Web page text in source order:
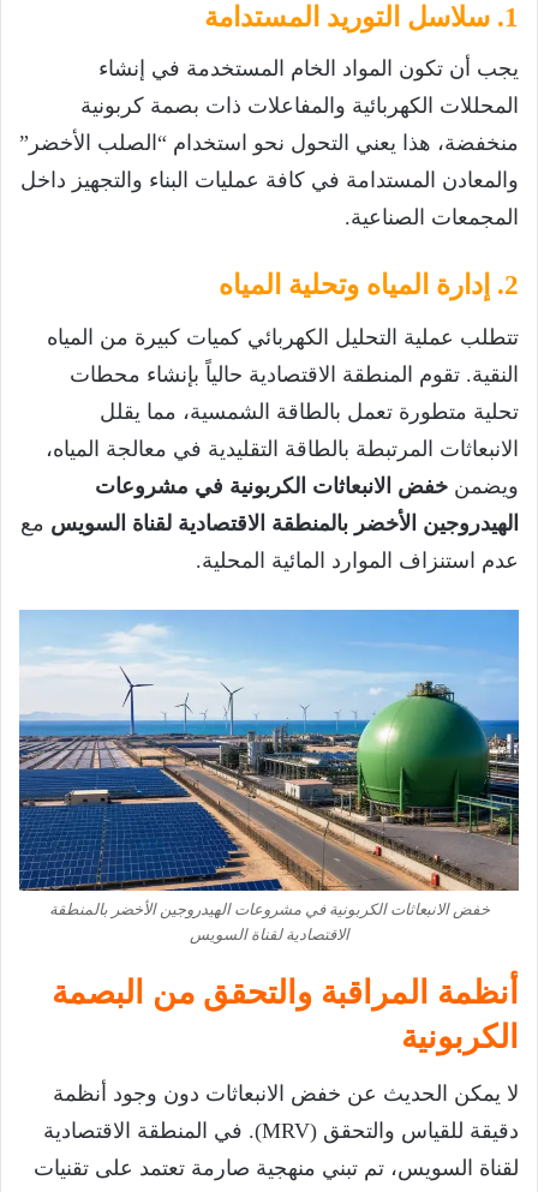
1. سلاسل التوريد المستدامة
يجب أن تكون المواد الخام المستخدمة في إنشاء
المحللات الكهربائية والمفاعلات ذات بصمة كربونية
منخفضة، هذا يعني التحول نحو استخدام “الصلب الأخضر”
والمعادن المستدامة في كافة عمليات البناء والتجهيز داخل
المجمعات الصناعية.
2. إدارة المياه وتحلية المياه
تتطلب عملية التحليل الكهربائي كميات كبيرة من المياه
النقية. تقوم المنطقة الاقتصادية حالياً بإنشاء محطات
تحلية متطورة تعمل بالطاقة الشمسية، مما يقلل
الانبعاثات المرتبطة بالطاقة التقليدية في معالجة المياه،
ويضمن خفض الانبعاثات الكربونية في مشروعات
الهيدروجين الأخضر بالمنطقة الاقتصادية لقناة السويس مع
عدم استنزاف الموارد المائية المحلية.
خفض الانبعاثات الكربونية في مشروعات الهيدروجين الأخضر بالمنطقة
الاقتصادية لقناة السويس
أنظمة المراقبة والتحقق من البصمة
الكربونية
لا يمكن الحديث عن خفض الانبعاثات دون وجود أنظمة
دقيقة للقياس والتحقق (MRV). في المنطقة الاقتصادية
لقناة السويس، تم تبني منهجية صارمة تعتمد على تقنيات